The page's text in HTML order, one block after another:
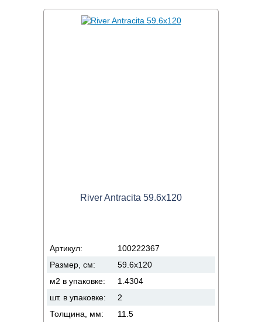
River Antracita 59.6x120
Артикул:
100222367
Размер, см:
59.6x120
м2 в упаковке:
1.4304
шт. в упаковке:
2
Толщина, мм:
11.5